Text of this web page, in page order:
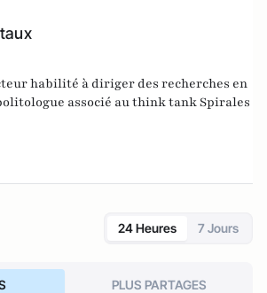
habilité à diriger des recherches en
associé au think tank Spirales
24 Heures 7 Jours
PLUS PARTAGES